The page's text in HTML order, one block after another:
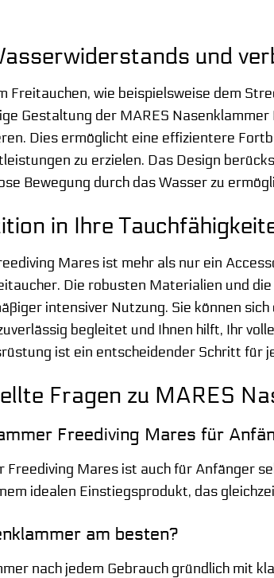
und
Freitauchen, wie beispielsweise dem
Gestaltung der MARES
Dies ermöglicht eine effizientere
zu erzielen. Das Design
Bewegung durch das Wasser zu
in Ihre
Mares ist mehr als nur ein
Die robusten Materialien und
intensiver Nutzung. Sie können
begleitet und Ihnen hilft, Ihr
ist ein entscheidender Schritt für
Fragen zu MARES
Freediving Mares für
Freediving Mares ist auch für Anfänger
idealen Einstiegsprodukt, das
am besten?
nach jedem Gebrauch gründlich mit